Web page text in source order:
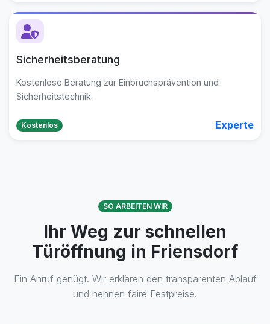
Sicherheitsberatung
Kostenlose Beratung zur Einbruchsprävention und
Sicherheitstechnik.
Kostenlos Experte
SO ARBEITEN WIR
Ihr Weg zur schnellen
Türöffnung in Friensdorf
Ein Anruf genügt. Wir erklären den transparenten Ablauf
und nennen faire Festpreise.